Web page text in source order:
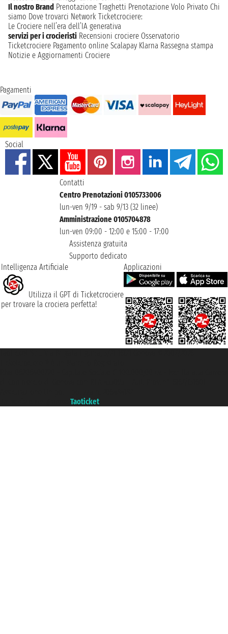
Il nostro Brand Prenotazione Traghetti Prenotazione Volo Privato Chi
siamo Dove trovarci Network Ticketcrociere:
Le Crociere nell’era dell’IA generativa
servizi per i crocieristi Recensioni crociere Osservatorio
Ticketcrociere Pagamento online Scalapay Klarna Rassegna stampa
Notizie e Aggiornamenti Crociere
Pagamenti
Social
Contatti
Centro Prenotazioni 0105733006
lun-ven 9/19 - sab 9/13 (32 linee)
Amministrazione 0105704878
lun-ven 09:00 - 12:00 e 15:00 - 17:00
Assistenza gratuita
Supporto dedicato
Intelligenza Artificiale
Utilizza il GPT di Ticketcrociere
per trovare la crociera perfetta!
Applicazioni
Taoticket